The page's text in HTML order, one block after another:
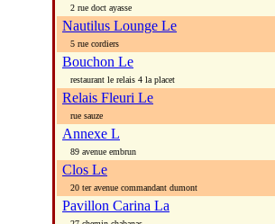
2 rue doct ayasse
Nautilus Lounge Le
5 rue cordiers
Bouchon Le
restaurant le relais 4 la placet
Relais Fleuri Le
rue sauze
Annexe L
89 avenue embrun
Clos Le
20 ter avenue commandant dumont
Pavillon Carina La